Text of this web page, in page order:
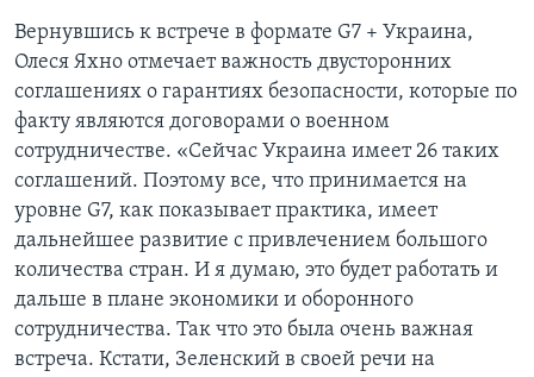
Вернувшись к встрече в формате G7 + Украина,
Олеся Яхно отмечает важность двусторонних
соглашениях о гарантиях безопасности, которые по
факту являются договорами о военном
сотрудничестве. «Сейчас Украина имеет 26 таких
соглашений. Поэтому все, что принимается на
уровне G7, как показывает практика, имеет
дальнейшее развитие с привлечением большого
количества стран. И я думаю, это будет работать и
дальше в плане экономики и оборонного
сотрудничества. Так что это была очень важная
встреча. Кстати, Зеленский в своей речи на